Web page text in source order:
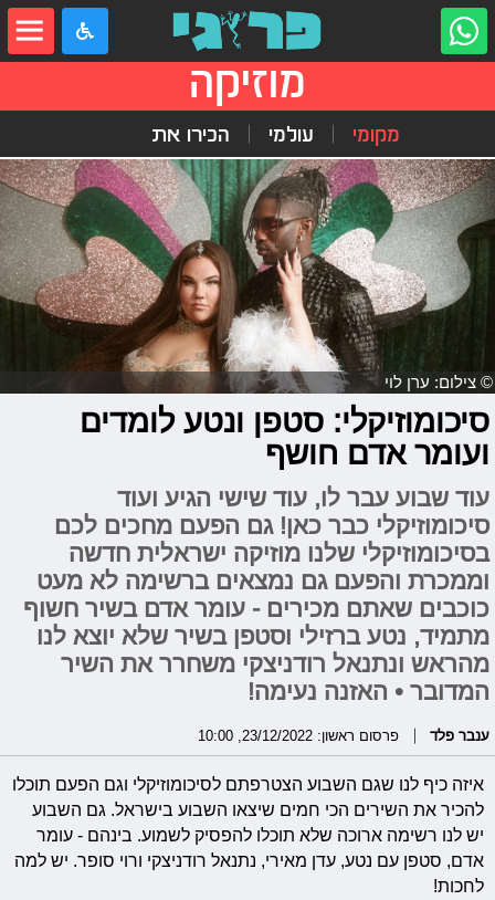
מוזיקה
מקומי עולמי הכירו את
© צילום: ערן לוי
סיכומוזיקלי: סטפן ונטע לומדים
ועומר אדם חושף
עוד שבוע עבר לו, עוד שישי הגיע ועוד
סיכומוזיקלי כבר כאן! גם הפעם מחכים לכם
בסיכומוזיקלי שלנו מוזיקה ישראלית חדשה
וממכרת והפעם גם נמצאים ברשימה לא מעט
כוכבים שאתם מכירים - עומר אדם בשיר חשוף
מתמיד, נטע ברזילי וסטפן בשיר שלא יוצא לנו
מהראש ונתנאל רודניצקי משחרר את השיר
המדובר • האזנה נעימה!
ענבר פלד פרסום ראשון: 23/12/2022, 10:00
איזה כיף לנו שגם השבוע הצטרפתם לסיכומוזיקלי וגם הפעם תוכלו
להכיר את השירים הכי חמים שיצאו השבוע בישראל. גם השבוע
יש לנו רשימה ארוכה שלא תוכלו להפסיק לשמוע. בינהם - עומר
אדם, סטפן עם נטע, עדן מאירי, נתנאל רודניצקי ורוי סופר. יש למה
לחכות!